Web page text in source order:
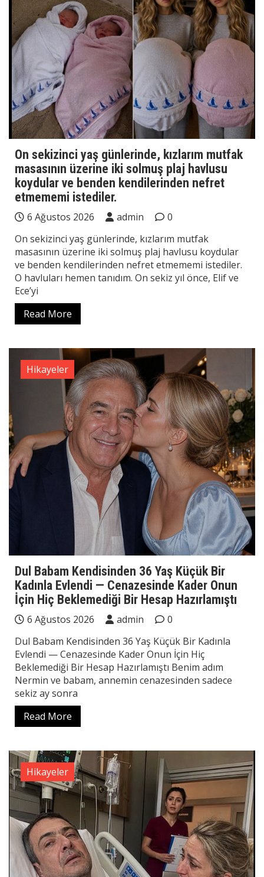
On sekizinci yaş günlerinde, kızlarım mutfak
masasının üzerine iki solmuş plaj havlusu
koydular ve benden kendilerinden nefret
etmememi istediler.
6 Ağustos 2026 admin
0
On sekizinci yaş günlerinde, kızlarım mutfak
masasının üzerine iki solmuş plaj havlusu koydular
ve benden kendilerinden nefret etmememi istediler.
O havluları hemen tanıdım. On sekiz yıl önce, Elif ve
Ece’yi
Read More
Hikayeler
Dul Babam Kendisinden 36 Yaş Küçük Bir
Kadınla Evlendi — Cenazesinde Kader Onun
İçin Hiç Beklemediği Bir Hesap Hazırlamıştı
6 Ağustos 2026 admin
0
Dul Babam Kendisinden 36 Yaş Küçük Bir Kadınla
Evlendi — Cenazesinde Kader Onun İçin Hiç
Beklemediği Bir Hesap Hazırlamıştı Benim adım
Nermin ve babam, annemin cenazesinden sadece
sekiz ay sonra
Read More
Hikayeler